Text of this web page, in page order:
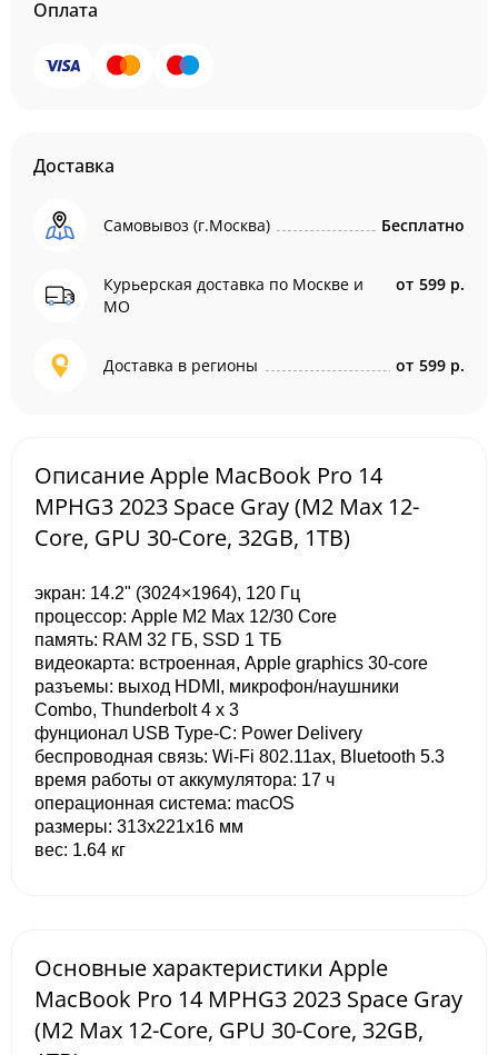
Оплата
Доставка
Самовывоз (г.Москва) Бесплатно
Курьерская доставка по Москве и
МО
от 599 р.
Доставка в регионы от 599 р.
Описание Apple MacBook Pro 14
MPHG3 2023 Space Gray (M2 Max 12-
Core, GPU 30-Core, 32GB, 1TB)
экран: 14.2" (3024×1964), 120 Гц
процессор: Apple M2 Max 12/30 Core
память: RAM 32 ГБ, SSD 1 ТБ
видеокарта: встроенная, Apple graphics 30-core
разъемы: выход HDMI, микрофон/наушники
Combo, Thunderbolt 4 x 3
фунционал USB Type-C: Power Delivery
беспроводная связь: Wi-Fi 802.11ax, Bluetooth 5.3
время работы от аккумулятора: 17 ч
операционная система: macOS
pазмеры: 313x221x16 мм
вес: 1.64 кг
Основные характеристики Apple
MacBook Pro 14 MPHG3 2023 Space Gray
(M2 Max 12-Core, GPU 30-Core, 32GB,